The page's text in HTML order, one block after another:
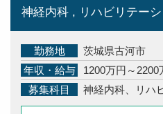
神経内科 , リハビリテー
勤務地
茨城県古河市
年収・給与
1200万円～2200
募集科目
神経内科、リハ